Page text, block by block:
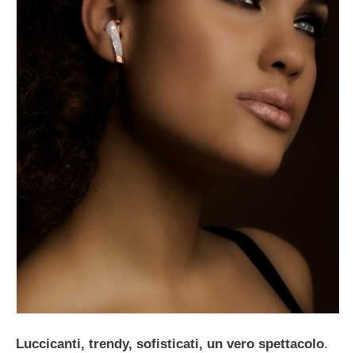
Luccicanti, trendy, sofisticati, un vero spettacolo.